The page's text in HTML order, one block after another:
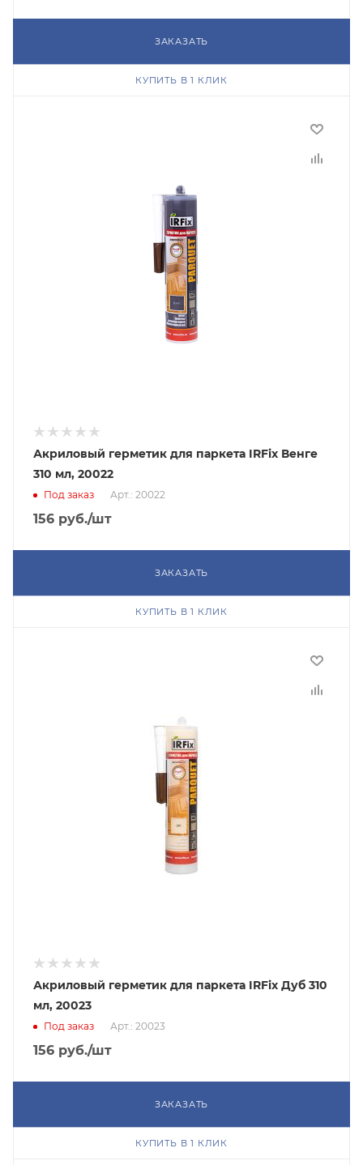
ЗАКАЗАТЬ
КУПИТЬ В 1 КЛИК
Акриловый герметик для паркета IRFix Венге
310 мл, 20022
Под заказ Арт.: 20022
156 руб./шт
ЗАКАЗАТЬ
КУПИТЬ В 1 КЛИК
Акриловый герметик для паркета IRFix Дуб 310
мл, 20023
Под заказ Арт.: 20023
156 руб./шт
ЗАКАЗАТЬ
КУПИТЬ В 1 КЛИК